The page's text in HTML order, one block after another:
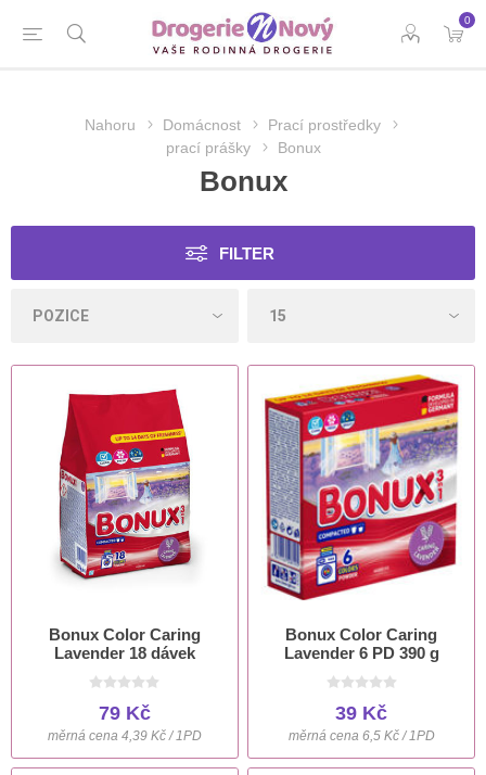
0
Nahoru Domácnost
Prací prostředky
prací prášky
Bonux
Bonux
FILTER
Bonux Color Caring
Lavender 18 dávek
79 Kč
měrná cena 4,39 Kč / 1PD
Bonux Color Caring
Lavender 6 PD 390 g
39 Kč
měrná cena 6,5 Kč / 1PD